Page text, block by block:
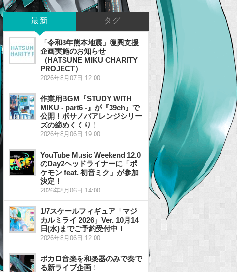
最新 タグ
「令和8年熊本地震」復興支援
企画実施のお知らせ
（HATSUNE MIKU CHARITY
PROJECT）
2026年8月07日 12:00
作業用BGM『STUDY WITH
MIKU - part6 -』が『39ch』で
公開！ボサノバアレンジシリー
ズの締めくくり！
2026年8月06日 19:00
YouTube Music Weekend 12.0
のDay2ヘッドライナーに「ポ
ケモン feat. 初音ミク」が参加
決定！
2026年8月06日 14:00
1/7スケールフィギュア「マジ
カルミライ 2026」Ver. 10月14
日(水)までご予約受付中！
2026年8月06日 12:00
ボカロ音楽を和楽器のみで奏で
る新ライブ企画！